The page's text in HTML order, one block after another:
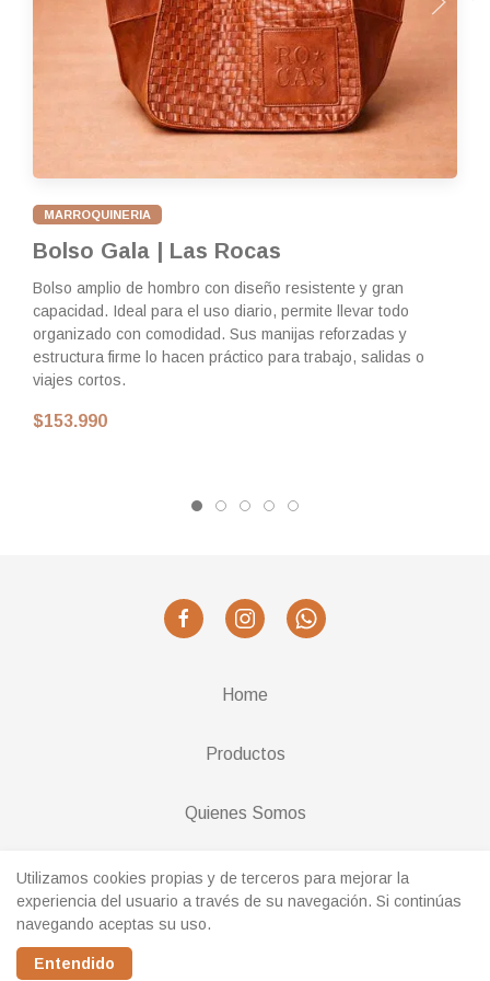
MARROQUINERIA
Bolso Gala | Las Rocas
Bolso amplio de hombro con diseño resistente y gran
capacidad. Ideal para el uso diario, permite llevar todo
organizado con comodidad. Sus manijas reforzadas y
estructura firme lo hacen práctico para trabajo, salidas o
viajes cortos.
$153.990
Home
Productos
Quienes Somos
Cambios y Devoluciones
Utilizamos cookies propias y de terceros para mejorar la
experiencia del usuario a través de su navegación. Si continúas
navegando aceptas su uso.
Entendido